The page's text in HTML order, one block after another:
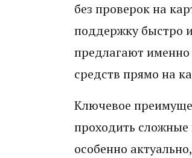
без проверок на
поддержку быстро
предлагают именно
средств прямо на
Ключевое
проходить сложные
особенно